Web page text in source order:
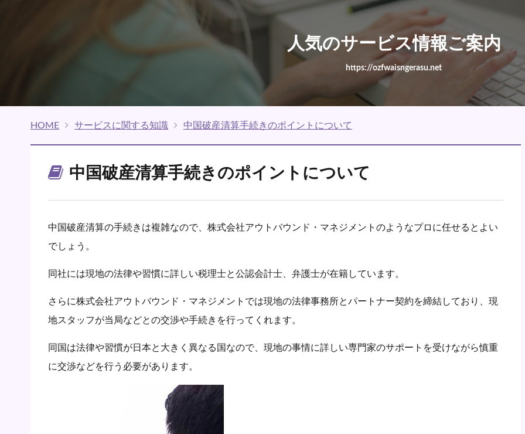
人気のサービス情報ご案内
https://ozfwaisngerasu.net
HOME サービスに関する知識 中国破産清算手続きのポイントについて
中国破産清算手続きのポイントについて
中国破産清算の手続きは複雑なので、株式会社アウトバウンド・マネジメントのようなプロに任せるとよい
でしょう。
同社には現地の法律や習慣に詳しい税理士と公認会計士、弁護士が在籍しています。
さらに株式会社アウトバウンド・マネジメントでは現地の法律事務所とパートナー契約を締結しており、現
地スタッフが当局などとの交渉や手続きを行ってくれます。
同国は法律や習慣が日本と大きく異なる国なので、現地の事情に詳しい専門家のサポートを受けながら慎重
に交渉などを行う必要があります。